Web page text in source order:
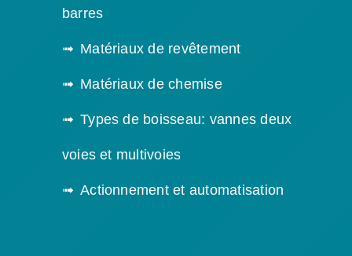
barres
Matériaux de revêtement
Matériaux de chemise
Types de boisseau: vannes deux
voies et multivoies
Actionnement et automatisation